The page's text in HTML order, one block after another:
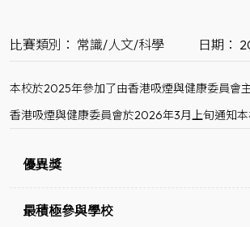
比賽類別： 常識/人文/科學 日期：
本校於2025年參加了由香港吸煙與健康委員會
香港吸煙與健康委員會於2026年3月上旬通知
優異獎
最積極參與學校